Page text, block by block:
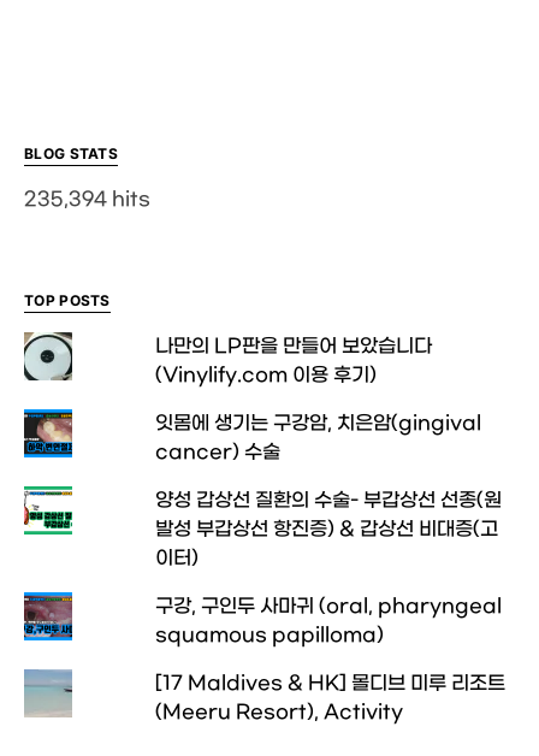
BLOG STATS
235,394 hits
TOP POSTS
나만의 LP판을 만들어 보았습니다
(Vinylify.com 이용 후기)
잇몸에 생기는 구강암, 치은암(gingival
cancer) 수술
양성 갑상선 질환의 수술- 부갑상선 선종(원
발성 부갑상선 항진증) & 갑상선 비대증(고
이터)
구강, 구인두 사마귀 (oral, pharyngeal
squamous papilloma)
[17 Maldives & HK] 몰디브 미루 리조트
(Meeru Resort), Activity